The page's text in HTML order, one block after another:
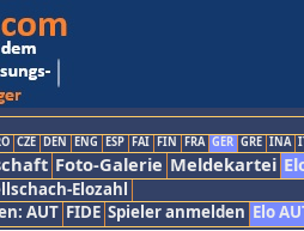
CZE DEN ENG ESP FAI FIN FRA GER GRE INA
Foto-Galerie Meldekartei
Elozahl
AUT FIDE Spieler anmelden Elo